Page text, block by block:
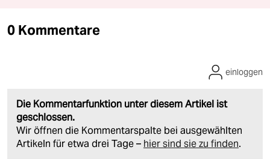
0 Kommentare
Die Kommentarfunktion unter diesem Artikel ist
geschlossen.
Wir öffnen die Kommentarspalte bei ausgewählten
Artikeln für etwa drei Tage – hier sind sie zu finden.
einloggen